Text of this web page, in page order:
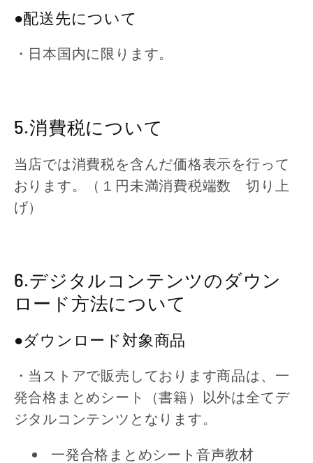
●配送先について
・日本国内に限ります。
5.消費税について
当店では消費税を含んだ価格表示を行って
おります。（１円未満消費税端数 切り上
げ）
6.デジタルコンテンツのダウン
ロード方法について
●ダウンロード対象商品
・当ストアで販売しております商品は、一
発合格まとめシート（書籍）以外は全てデ
ジタルコンテンツとなります。
一発合格まとめシート音声教材